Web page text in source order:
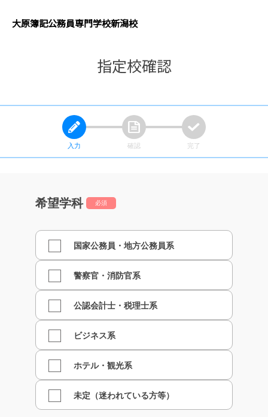
大原簿記公務員専門学校新潟校
指定校確認
入力 確認 完了
希望学科 必須
国家公務員・地方公務員系
警察官・消防官系
公認会計士・税理士系
ビジネス系
ホテル・観光系
未定（迷われている方等）